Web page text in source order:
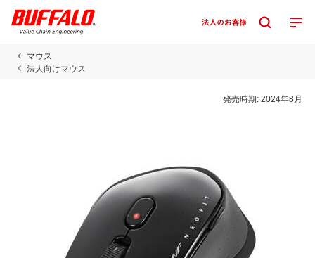
マウス
法人向けマウス
発売時期:2024年8月